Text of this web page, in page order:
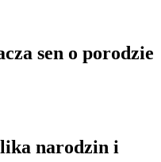
sen o porodzie
narodzin i